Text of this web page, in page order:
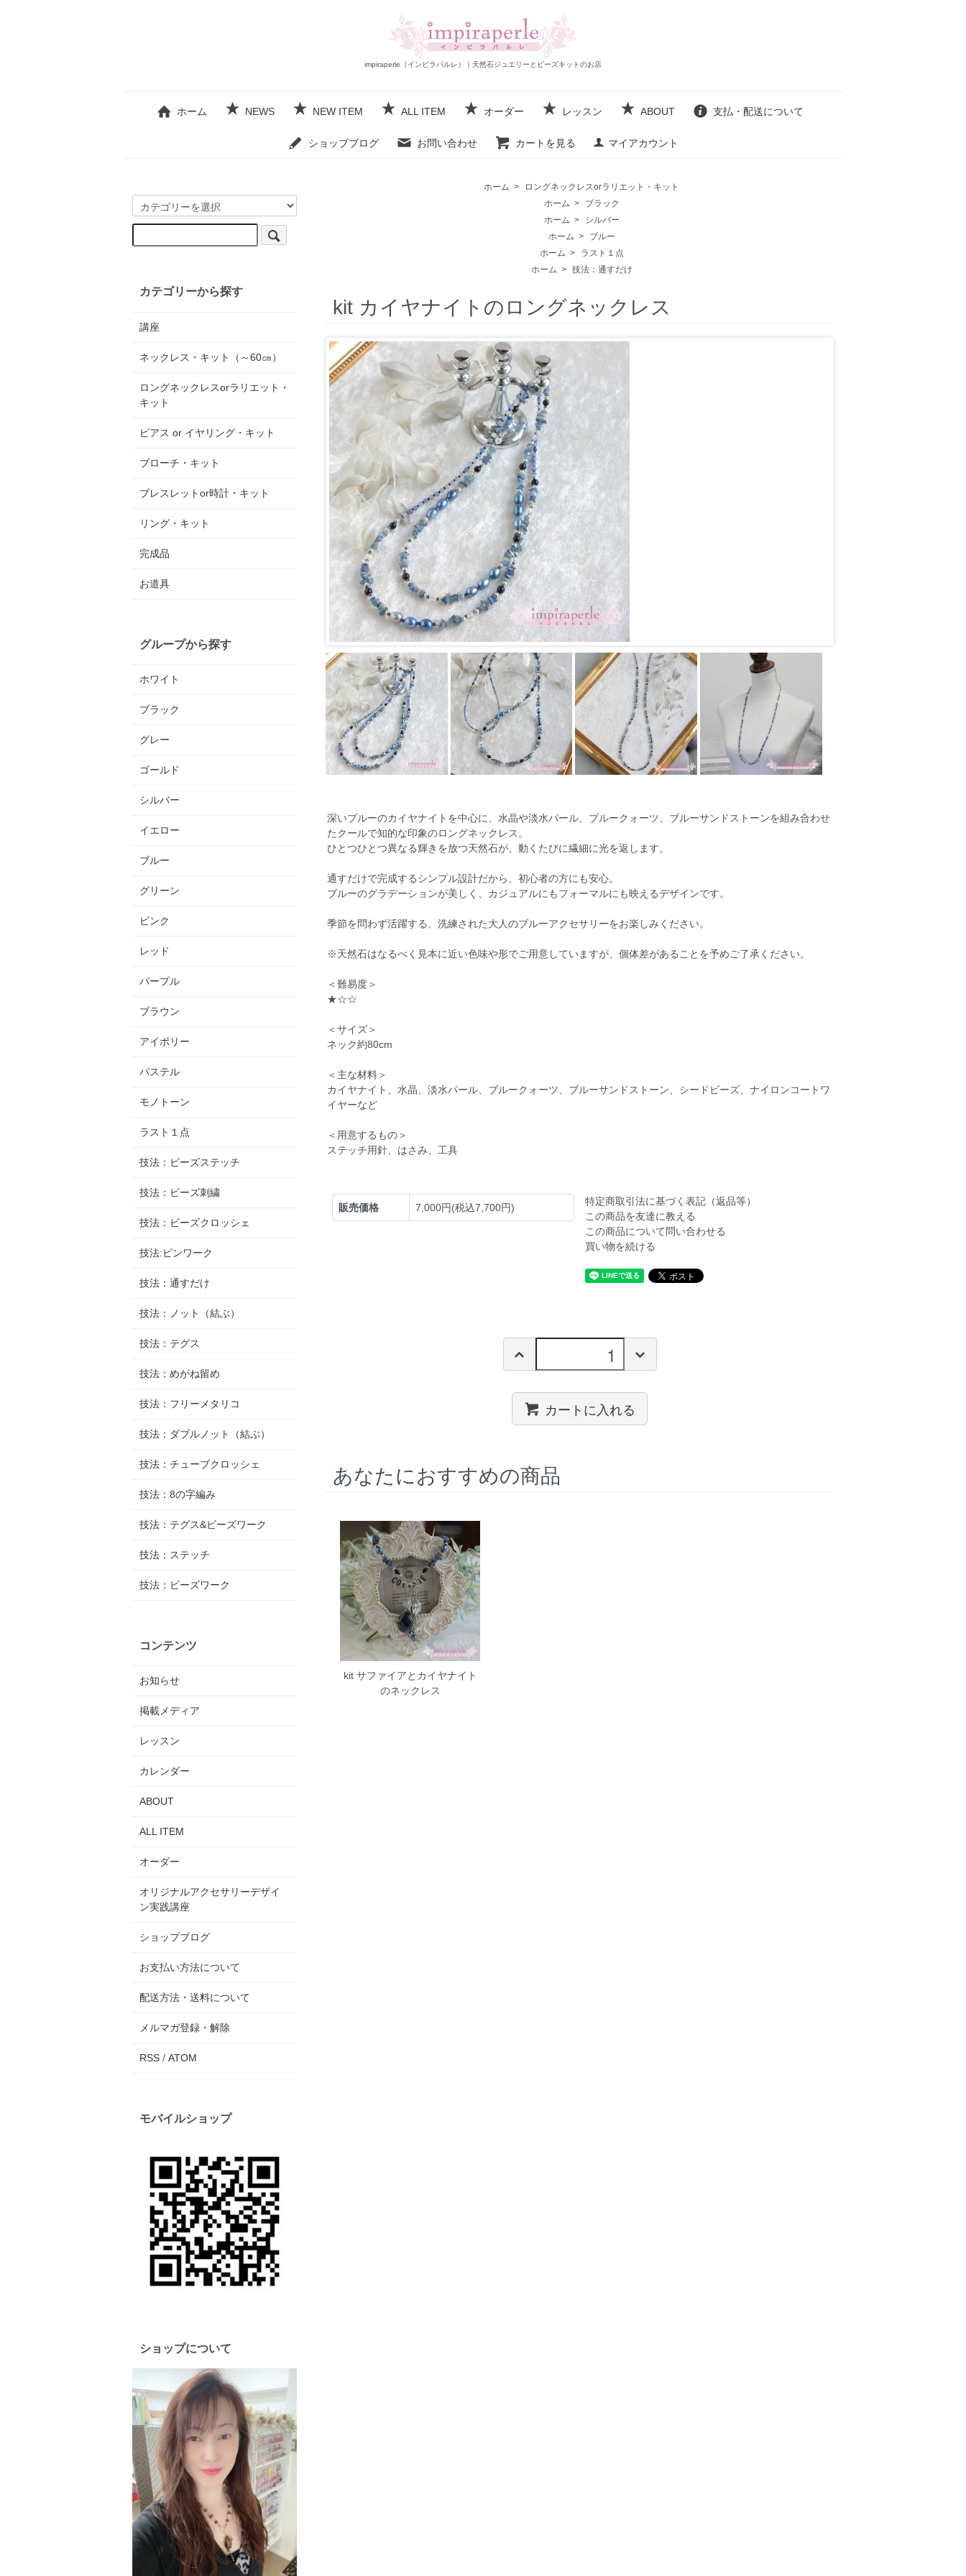
impiraperle（インピラパルレ）｜天然石ジュエリーとビーズキットのお店
ホーム NEWS NEW ITEM ALL ITEM オーダー レッスン ABOUT 支払・配送について
ショップブログ お問い合わせ カートを見る マイアカウント
ホーム >
ロングネックレスorラリエット・キット
ホーム >
ブラック
ホーム >
シルバー
ホーム >
ブルー
ホーム >
ラスト１点
ホーム > 技法：通すだけ
kit カイヤナイトのロングネックレス
深いブルーのカイヤナイトを中心に、水晶や淡水パール、ブルークォーツ、ブルーサンドストーンを組み合わせ
たクールで知的な印象のロングネックレス。
ひとつひとつ異なる輝きを放つ天然石が、動くたびに繊細に光を返します。
通すだけで完成するシンプル設計だから、初心者の方にも安心。
ブルーのグラデーションが美しく、カジュアルにもフォーマルにも映えるデザインです。
季節を問わず活躍する、洗練された大人のブルーアクセサリーをお楽しみください。
※天然石はなるべく見本に近い色味や形でご用意していますが、個体差があることを予めご了承ください。
＜難易度＞
★☆☆
＜サイズ＞
ネック約80cm
＜主な材料＞
カイヤナイト、水晶、淡水パール、ブルークォーツ、ブルーサンドストーン、シードビーズ、ナイロンコートワ
イヤーなど
＜用意するもの＞
ステッチ用針、はさみ、工具
販売価格 7,000円(税込7,700円)
特定商取引法に基づく表記（返品等）
この商品を友達に教える
この商品について問い合わせる
買い物を続ける
カートに入れる
あなたにおすすめの商品
kit サファイアとカイヤナイト
のネックレス
カテゴリーから探す
講座
ネックレス・キット（～60㎝）
ロングネックレスorラリエット・
キット
ピアス or イヤリング・キット
ブローチ・キット
ブレスレットor時計・キット
リング・キット
完成品
お道具
グループから探す
ホワイト
ブラック
グレー
ゴールド
シルバー
イエロー
ブルー
グリーン
ピンク
レッド
パープル
ブラウン
アイボリー
パステル
モノトーン
ラスト１点
技法：ビーズステッチ
技法：ビーズ刺繍
技法：ビーズクロッシェ
技法:ピンワーク
技法：通すだけ
技法：ノット（結ぶ）
技法：テグス
技法：めがね留め
技法：フリーメタリコ
技法：ダブルノット（結ぶ）
技法：チューブクロッシェ
技法：8の字編み
技法：テグス&ビーズワーク
技法：ステッチ
技法：ビーズワーク
コンテンツ
お知らせ
掲載メディア
レッスン
カレンダー
ABOUT
ALL ITEM
オーダー
オリジナルアクセサリーデザイ
ン実践講座
ショップブログ
お支払い方法について
配送方法・送料について
メルマガ登録・解除
RSS/ ATOM
モバイルショップ
ショップについて